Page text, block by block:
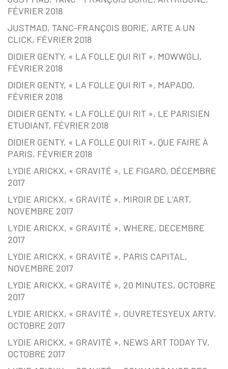
FÉVRIER 2018
JUSTMAD, TANC-FRANÇOIS BORIE, ARTE A UN
CLICK, FÉVRIER 2018
DIDIER GENTY, « LA FOLLE QUI RIT », MOWWGLI,
FÉVRIER 2018
DIDIER GENTY, « LA FOLLE QUI RIT », MAPADO,
FÉVRIER 2018
DIDIER GENTY, « LA FOLLE QUI RIT », LE PARISIEN
ETUDIANT, FÉVRIER 2018
DIDIER GENTY, « LA FOLLE QUI RIT », QUE FAIRE À
PARIS, FÉVRIER 2018
LYDIE ARICKX, « GRAVITÉ », LE FIGARO, DÉCEMBRE
2017
LYDIE ARICKX, « GRAVITÉ », MIROIR DE L’ART,
NOVEMBRE 2017
LYDIE ARICKX, « GRAVITÉ », WHERE, DECEMBRE
2017
LYDIE ARICKX, « GRAVITÉ », PARIS CAPITAL,
NOVEMBRE 2017
LYDIE ARICKX, « GRAVITÉ », 20 MINUTES, OCTOBRE
2017
LYDIE ARICKX, « GRAVITÉ », OUVRETESYEUX ARTV,
OCTOBRE 2017
LYDIE ARICKX, « GRAVITÉ », NEWS ART TODAY TV,
OCTOBRE 2017